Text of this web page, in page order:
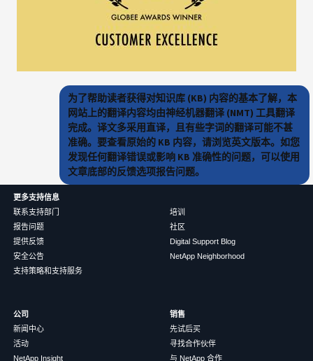
为了帮助读者获得对知识库 (KB) 内容的基本了解，本
网站上的翻译内容均由神经机器翻译 (NMT) 工具翻译
完成。译文多采用直译，且有些字词的翻译可能不甚
准确。要查看原始的 KB 内容，请浏览英文版本。如您
发现任何翻译错误或影响 KB 准确性的问题，可以使用
文章底部的反馈选项报告问题。
更多支持信息
联系支持部门
报告问题
提供反馈
安全公告
支持策略和支持服务
培训
社区
Digital Support Blog
NetApp Neighborhood
公司
新闻中心
活动
NetApp Insight
销售
先试后买
寻找合作伙伴
与 NetApp 合作